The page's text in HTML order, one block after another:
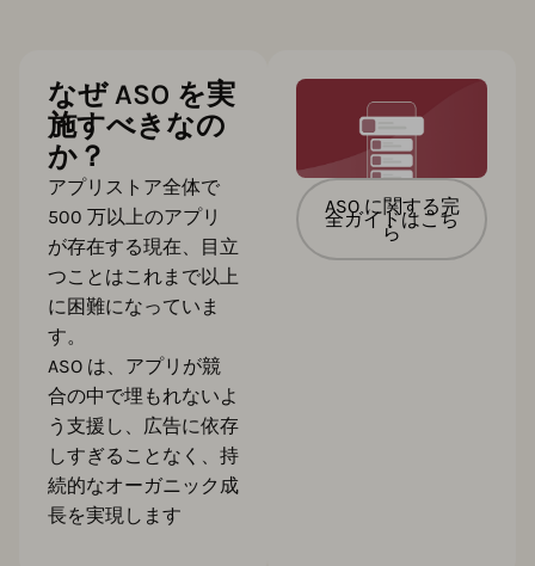
なぜ ASO を実
施すべきなの
か？
アプリストア全体で
500 万以上のアプリ
が存在する現在、目立
つことはこれまで以上
に困難になっていま
す。
ASO は、アプリが競
合の中で埋もれないよ
う支援し、広告に依存
しすぎることなく、持
続的なオーガニック成
長を実現します
ASO に関する完
全ガイドはこち
ら